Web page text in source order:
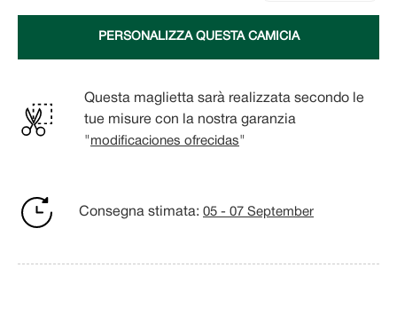
PERSONALIZZA QUESTA CAMICIA
Questa maglietta sarà realizzata secondo le
tue misure con la nostra garanzia
" modificaciones ofrecidas"
Consegna stimata: 05 - 07 September